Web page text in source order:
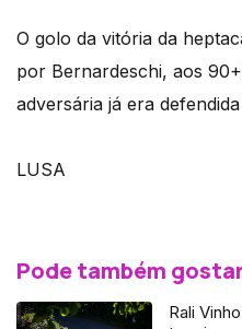
O golo da vitória da
por Bernardeschi, aos
adversária já era
LUSA
Pode também
Rali